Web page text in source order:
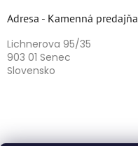
Adresa - Kamenná predajňa
Lichnerova 95/35
903 01 Senec
Slovensko